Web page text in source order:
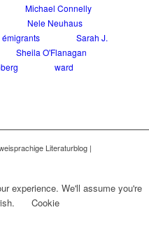
Michael Connelly
Nele Neuhaus
Sarah J.
Sheila O'Flanagan
ward
Literaturblog |
experience. We'll assume you're
Cookie